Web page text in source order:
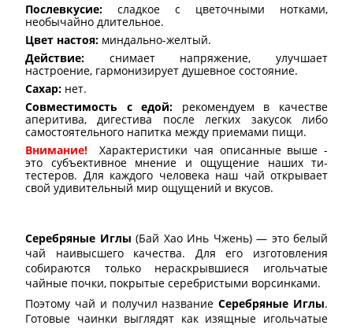
Послевкусие: сладкое с цветочными нотками,
необычайно длительное.
Цвет настоя: миндально-желтый.
Действие: снимает напряжение, улучшает
настроение, гармонизирует душевное состояние.
Сахар: нет.
Совместимость с едой: рекомендуем в качестве
аперитива, дигестива после легких закусок либо
самостоятельного напитка между приемами пищи.
Внимание!Характеристики чая описанные выше -
это субъективное мнение и ощущение наших ти-
тестеров. Для каждого человека наш чай открывает
свой удивительный мир ощущений и вкусов.
Серебряные Иглы (Бай Хао Инь Чжень) — это белый
чай наивысшего качества. Для его изготовления
собираются только нераскрывшиеся игольчатые
чайные почки, покрытые серебристыми ворсинками.
Поэтому чай и получил названиеСеребряные Иглы.
Готовые чаинки выглядят как изящные игольчатые